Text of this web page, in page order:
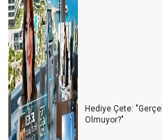
Hediye Çete:
Olmuyor?"